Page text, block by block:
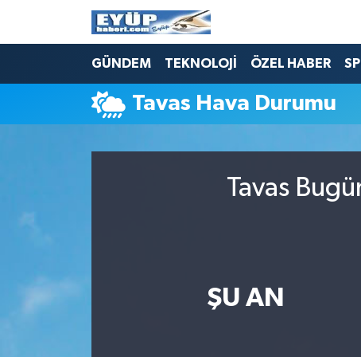
GÜNDEM TEKNOLOJİ ÖZEL HABER
Tavas Hava Durumu
Tavas
ŞU AN